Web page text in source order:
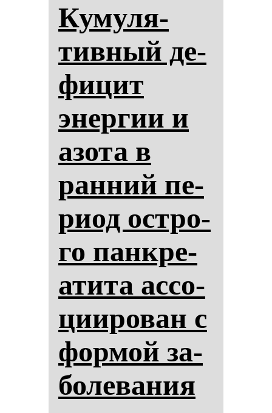
Ку­му­ля­
тив­ный де­
фи­цит
энер­гии и
азо­та в
ран­ний пе­
ри­од ос­тро­
го пан­кре­
ати­та ас­со­
ци­иро­ван с
фор­мой за­
бо­ле­ва­ния